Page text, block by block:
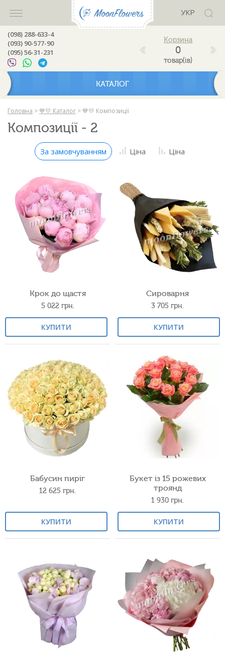
УКР
(098) 288-633-4
(093) 90-577-90
(095) 56-31-231
0
товар(ів)
КАТАЛОГ
Головна > 💙💛 Каталог > 💙💛 Композиції
Композиції - 2
За замовчуванням Ціна Ціна
Крок до щастя
5 022 грн.
КУПИТИ
Сироварня
3 705 грн.
КУПИТИ
Бабусин пиріг
12 625 грн.
КУПИТИ
Букет із 15 рожевих
троянд
1 930 грн.
КУПИТИ